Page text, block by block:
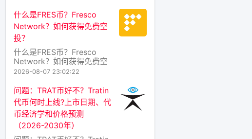
操作性一直是制约生态繁荣
的核心痛点。HX币（全称
HyperExchange Coin）正
是为解决这一难题而诞生的
原生代币，它驱动着
HyperExchange
什么是FRES币？Fresco
Network？如何获得免费空
投？
什么是FRES币？Fresco
Network？如何获得免费空
投？ 在区块链世界日新月异
穷。其中，FRES币 作为
Fresco Network 生态系统
的原生代币，正逐渐引起加
密爱好者的关注。那么，
FRES币究竟是什么？Fresc
2026-08-07 23:02:22
问题：TRAT币好不？Tratin
代币何时上线?上市日期、代
币经济学和价格预测
（2026-2030年）